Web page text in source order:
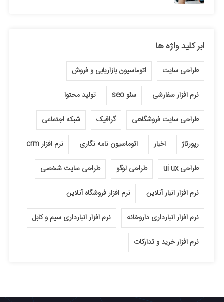
ابر کلید واژه ها
طراحی سایت اتوماسیون بازاریابی و فروش
نرم افزار سفارشی سئو seo تولید محتوا
طراحی سایت فروشگاهی گرافیک شبکه اجتماعی
رپورتاژ اخبار اتوماسیون نامه نگاری نرم افزار crm
طراحی ui ux طراحی لوگو طراحی سایت شخصی
نرم افزار انبار آنلاین نرم افزار فروشگاه آنلاین
نرم افزار انبارداری داروخانه نرم افزار انبارداری سیم و کابل
نرم افزار خرید و تدارکات